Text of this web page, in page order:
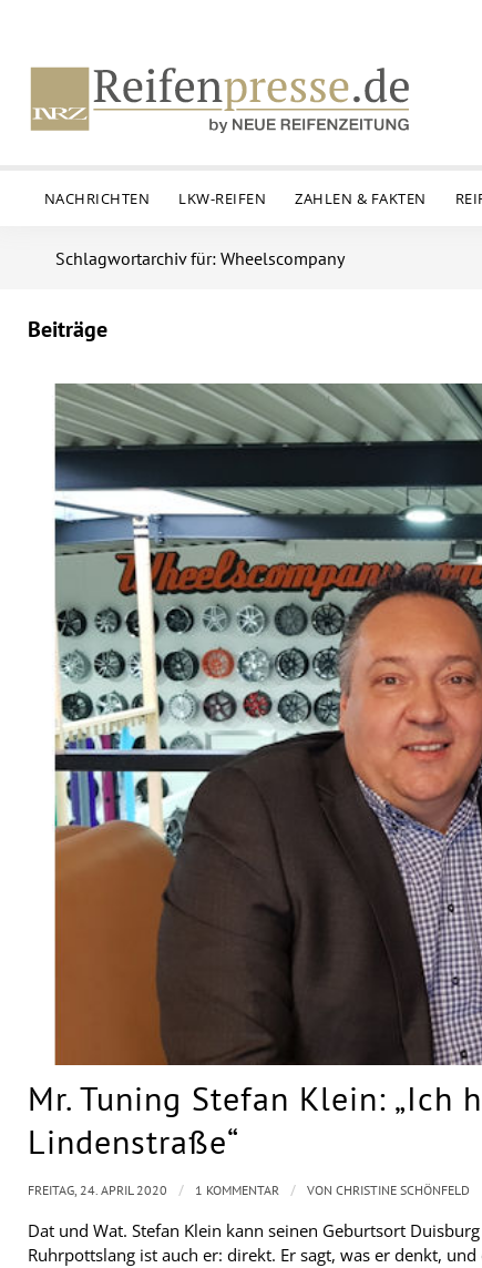
NACHRICHTEN LKW-REIFEN ZAHLEN & FAKTEN
Schlagwortarchiv für: Wheelscompany
Beiträge
Mr. Tuning Stefan Klein: „Ich
Lindenstraße“
Dat und Wat. Stefan Klein kann seinen Geburtsort
Ruhrpottslang ist auch er: direkt. Er sagt, was er denkt,
FREITAG, 24. APRIL 2020 / 1 KOMMENTAR / VON CHRISTINE SCHÖNFELD